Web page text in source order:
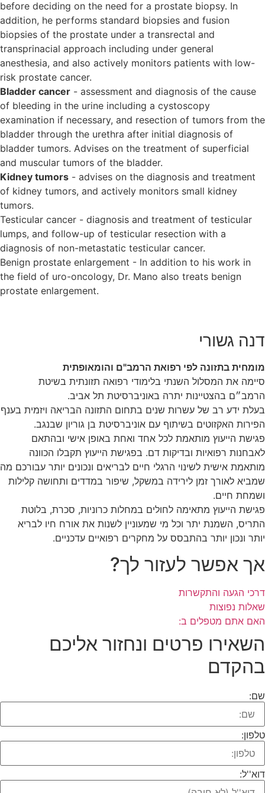
before deciding on the need for a prostate biopsy. In
addition, he performs standard biopsies and fusion
biopsies of the prostate under a transrectal and
transprinacial approach including under general
anesthesia, and also actively monitors patients with low-
risk prostate cancer.
Bladder cancer - assessment and diagnosis of the cause
of bleeding in the urine including a cystoscopy
examination if necessary, and resection of tumors from the
bladder through the urethra after initial diagnosis of
bladder tumors. Advises on the treatment of superficial
and muscular tumors of the bladder.
Kidney tumors - advises on the diagnosis and treatment
of kidney tumors, and actively monitors small kidney
tumors.
Testicular cancer - diagnosis and treatment of testicular
lumps, and follow-up of testicular resection with a
diagnosis of non-metastatic testicular cancer.
Benign prostate enlargement - In addition to his work in
the field of uro-oncology, Dr. Mano also treats benign
prostate enlargement.
דנה גשורי
מומחית בתזונה לפי רפואת הרמב"ם והומאופתית
סיימה את המסלול השנתי בלימודי רפואה תזונתית בשיטת
הרמב״ם בהצטיינות יתרה באוניברסיטת תל אביב.
בעלת ידע רב של עשרות שנים בתחום התזונה הבריאה ויזמית בענף
הפירות האקזוטים בשיתוף עם אוניברסיטת בן גוריון שבנגב.
פגישת הייעוץ מותאמת לכל אחד ואחת באופן אישי ובהתאם
לאבחנות רפואיות ובדיקות דם. בפגישת הייעוץ תקבלו הכוונה
מותאמת אישית לשינוי הרגלי חיים לבריאים ונכונים יותר עבורכם מה
שמביא לאורך זמן לירידה במשקל, שיפור במדדים ותחושה קלילות
ושמחת חיים.
פגישת הייעוץ מתאימה לחולים במחלות כרוניות, סכרת, בלוטת
התריס, השמנת יתר וכל מי שמעוניין לשנות את אורח חיו לבריא
יותר ונכון יותר בהתבסס על מחקרים רפואיים עדכניים.
אך אפשר לעזור לך?
דרכי הגעה והתקשרות
שאלות נפוצות
האם אתם מטפלים ב:
השאירו פרטים ונחזור אליכם
בהקדם​
שם:
טלפון:
דוא''ל: